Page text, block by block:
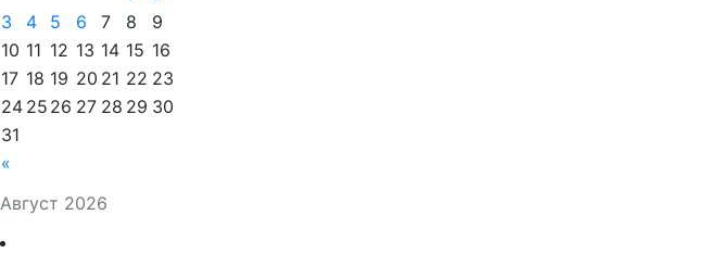
Август 2026
«
3
4 5 6 7 8
9
10 11 12 13 14 15 16
17 18 19 20 21 22 23
24 25 26 27 28 29 30
31